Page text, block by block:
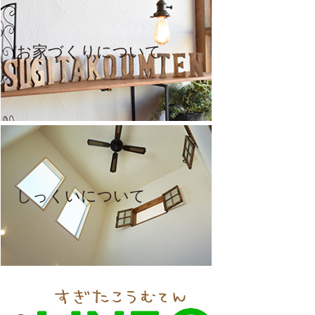
お家づくりについて
しっくいについて